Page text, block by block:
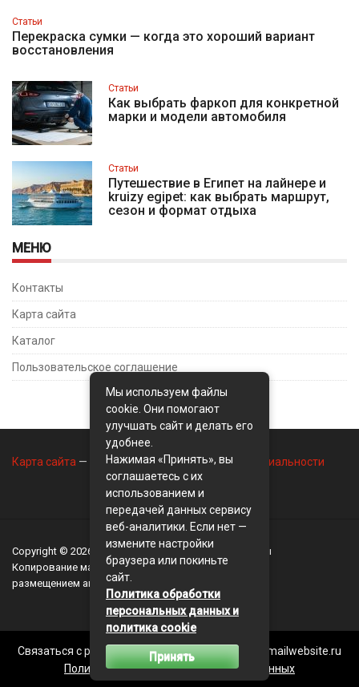
Статьи
Перекраска сумки — когда это хороший вариант
восстановления
Статьи
Как выбрать фаркоп для конкретной
марки и модели автомобиля
Статьи
Путешествие в Египет на лайнере и
kruizy egipet: как выбрать маршрут,
сезон и формат отдыха
МЕНЮ
Контакты
Карта сайта
Каталог
Пользовательское соглашение
Карта сайта — Контакты— Политика конфиденциальности
Copyright © 2026 BusinessMix- Экономика и финансы
Копирование материалов разрешается, только с
размещением активной ссылки на сайт
Связаться с редакцией сайта: businessmix.ru@mailwebsite.ru
Политика обработки персональных данных
Мы используем файлы
cookie. Они помогают
улучшать сайт и делать его
удобнее.
Нажимая «Принять», вы
соглашаетесь с их
использованием и
передачей данных сервису
веб-аналитики. Если нет —
измените настройки
браузера или покиньте
сайт.
Политика обработки
персональных данных и
политика cookie
Принять